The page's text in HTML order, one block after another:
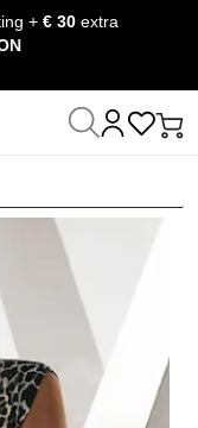
+€ 30 extra